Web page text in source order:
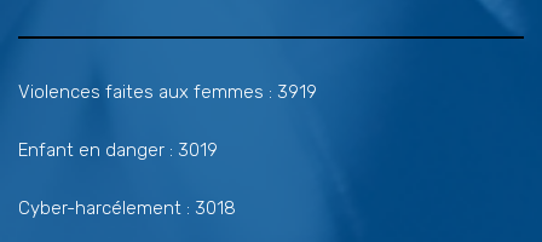
Violences faites aux femmes : 3919
Enfant en danger : 3019
Cyber-harcélement : 3018